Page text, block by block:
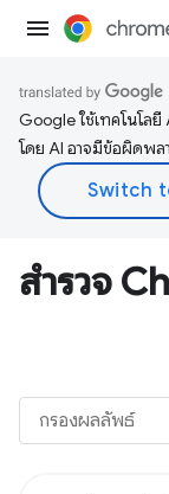
Google ใช้เทคโนโล
โดย AI อาจมีข้อผิดพล
สำรวจ